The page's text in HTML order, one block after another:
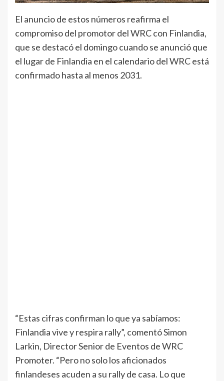
El anuncio de estos números reafirma el
compromiso del promotor del WRC con Finlandia,
que se destacó el domingo cuando se anunció que
el lugar de Finlandia en el calendario del WRC está
confirmado hasta al menos 2031.
“Estas cifras confirman lo que ya sabíamos:
Finlandia vive y respira rally”, comentó Simon
Larkin, Director Senior de Eventos de WRC
Promoter. “Pero no solo los aficionados
finlandeses acuden a su rally de casa. Lo que